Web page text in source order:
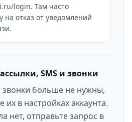
login. Там часто
отказ от уведомлений
SMS и звонки
больше не нужны,
их в настройках аккаунта.
нет, отправьте запрос в